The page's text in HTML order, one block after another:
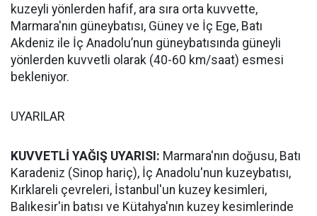
kuzeyli yönlerden hafif, ara sıra orta kuvvette,
Marmara'nın güneybatısı, Güney ve İç Ege, Batı
Akdeniz ile İç Anadolu’nun güneybatısında güneyli
yönlerden kuvvetli olarak (40-60 km/saat) esmesi
bekleniyor.
UYARILAR
KUVVETLİ YAĞIŞ UYARISI: Marmara'nın doğusu, Batı
Karadeniz (Sinop hariç), İç Anadolu'nun kuzeybatısı,
Kırklareli çevreleri, İstanbul'un kuzey kesimleri,
Balıkesir'in batısı ve Kütahya'nın kuzey kesimlerinde